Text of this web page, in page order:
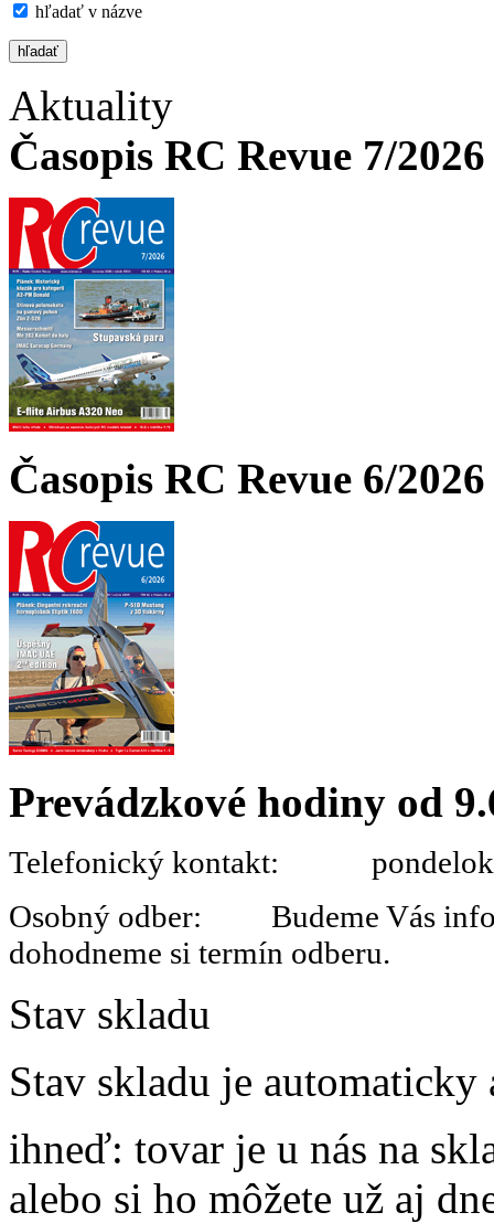
hľadať v názve
Aktuality
Časopis RC Revue 7/
Časopis RC Revue 6/
Prevádzkové hodiny od
Telefonický kontakt:
Osobný odber: Budeme Vás
dohodneme si termín odberu.
Stav skladu
Stav skladu je
ihneď: tovar je u nás na
alebo si ho môžete už aj